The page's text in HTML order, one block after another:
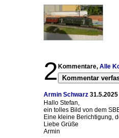
2 Kommentare, Alle
Kommentar
Armin Schwarz
Hallo Stefan,
ein tolles Bild von dem
Eine kleine Berichtigung,
Liebe Grüße
Armin